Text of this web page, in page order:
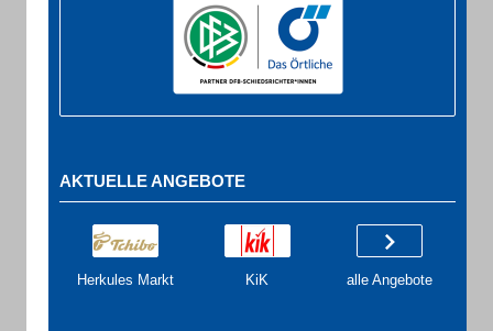
AKTUELLE ANGEBOTE
Herkules Markt KiK alle Angebote